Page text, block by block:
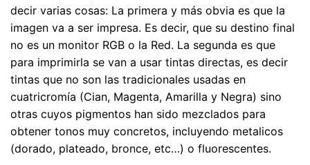
decir varias cosas: La primera y más obvia es que la
imagen va a ser impresa. Es decir, que su destino final
no es un monitor RGB o la Red. La segunda es que
para imprimirla se van a usar tintas directas, es decir
tintas que no son las tradicionales usadas en
cuatricromía (Cian, Magenta, Amarilla y Negra) sino
otras cuyos pigmentos han sido mezclados para
obtener tonos muy concretos, incluyendo metalicos
(dorado, plateado, bronce, etc…) o fluorescentes.